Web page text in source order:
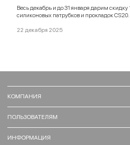
Весь декабрь и до 31 января дарим скидку
силиконовых патрубков и прокладок CS20.
22 декабря 2025
КОМПАНИЯ
ПОЛЬЗОВАТЕЛЯМ
ИНФОРМАЦИЯ